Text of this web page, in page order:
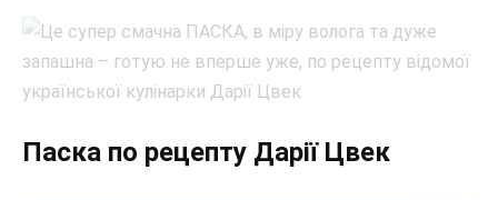
Паска по рецепту Дарії Цвек